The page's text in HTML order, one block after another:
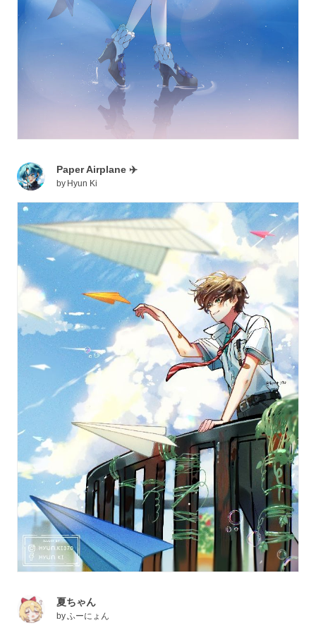
Paper Airplane ✈️
by Hyun Ki
夏ちゃん
byふーにょん